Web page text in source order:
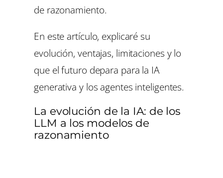
de razonamiento.
En este artículo, explicaré su
evolución, ventajas, limitaciones y lo
que el futuro depara para la IA
generativa y los agentes inteligentes.
La evolución de la IA: de los
LLM a los modelos de
razonamiento